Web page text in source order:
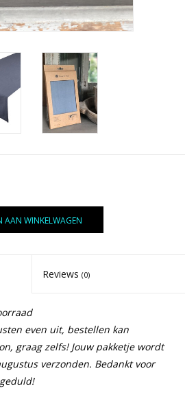
AAN WINKELWAGEN
Reviews (0)
even uit, bestellen kan
graag zelfs! Jouw pakketje wordt
verzonden. Bedankt voor